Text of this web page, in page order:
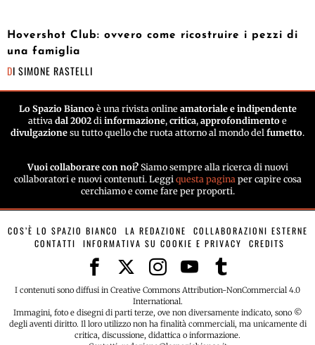
Hovershot Club: ovvero come ricostruire i pezzi di
una famiglia
DI SIMONE RASTELLI
Lo Spazio Biancoè una rivista online amatoriale e indipendente
attiva dal 2002 di informazione, critica, approfondimento e
divulgazione su tutto quello che ruota attorno al mondo del fumetto.
Vuoi collaborare con noi? Siamo sempre alla ricerca di nuovi
collaboratori e nuovi contenuti. Leggi questa paginaper capire cosa
cerchiamo e come fare per proporti.
COS’È LO SPAZIO BIANCO LA REDAZIONE
COLLABORAZIONI ESTERNE
CONTATTI
INFORMATIVA SU COOKIE E PRIVACY CREDITS
I contenuti sono diffusi in Creative Commons Attribution-NonCommercial 4.0
International.
Immagini, foto e disegni di parti terze, ove non diversamente indicato, sono ©
degli aventi diritto. Il loro utilizzo non ha finalità commerciali, ma unicamente di
critica, discussione, didattica o informazione.